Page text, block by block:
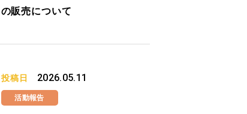
の販売について
投稿日 2026.05.11
活動報告